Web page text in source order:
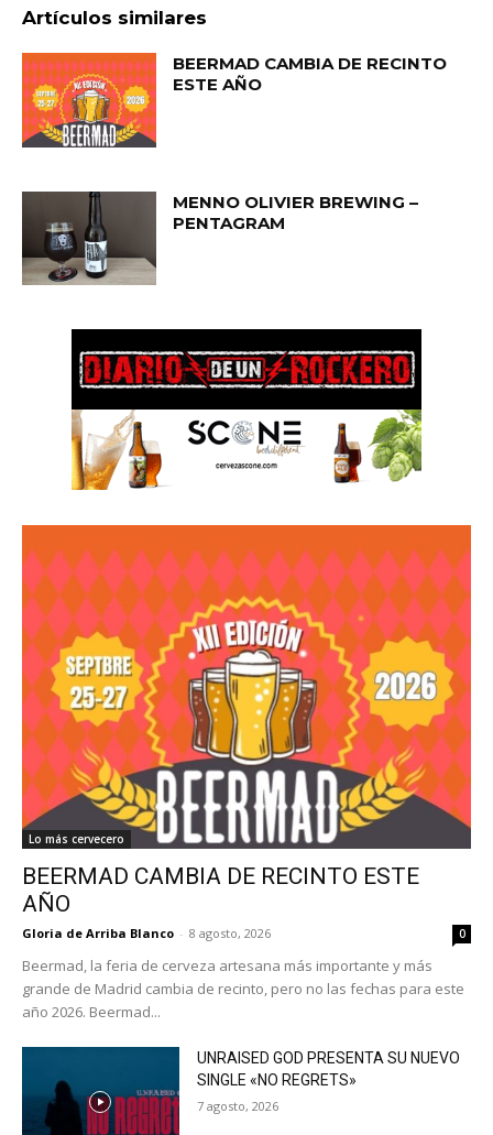
Artículos similares
BEERMAD CAMBIA DE RECINTO
ESTE AÑO
MENNO OLIVIER BREWING –
PENTAGRAM
Lo más cervecero
BEERMAD CAMBIA DE RECINTO ESTE
AÑO
Gloria de Arriba Blanco - 8 agosto, 2026 0
Beermad, la feria de cerveza artesana más importante y más
grande de Madrid cambia de recinto, pero no las fechas para este
año 2026. Beermad...
UNRAISED GOD PRESENTA SU NUEVO
SINGLE «NO REGRETS»
7 agosto, 2026